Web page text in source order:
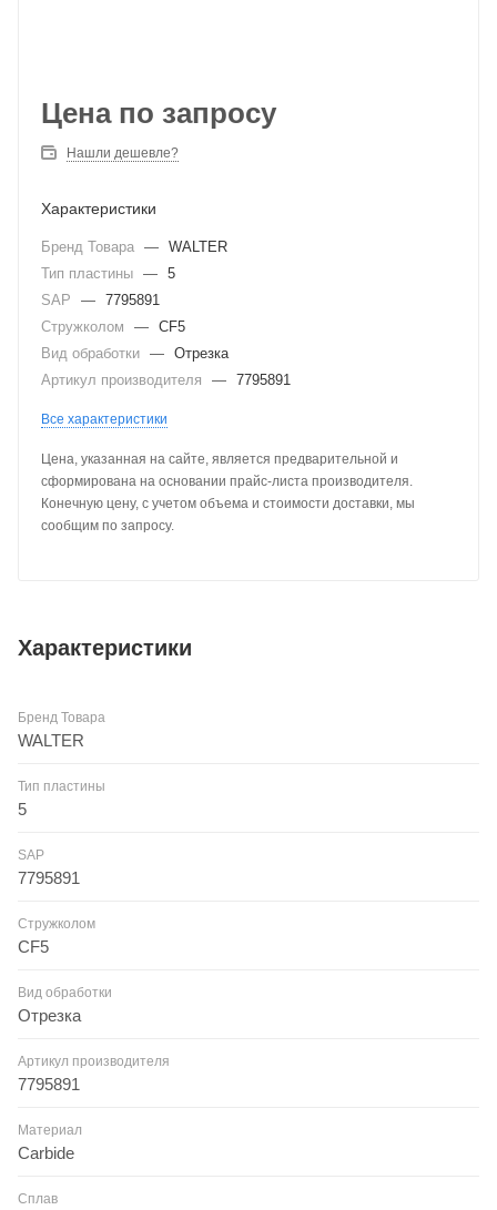
Цена по запросу
Нашли дешевле?
Характеристики
Бренд Товара — WALTER
Тип пластины — 5
SAP
— 7795891
Стружколом
— CF5
Вид обработки — Отрезка
Артикул производителя
— 7795891
Все характеристики
Цена, указанная на сайте, является предварительной и
сформирована на основании прайс-листа производителя.
Конечную цену, с учетом объема и стоимости доставки, мы
сообщим по запросу.
Характеристики
Бренд Товара
WALTER
Тип пластины
5
SAP
7795891
Стружколом
CF5
Вид обработки
Отрезка
Артикул производителя
7795891
Материал
Carbide
Сплав